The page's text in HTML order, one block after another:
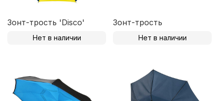
Зонт-трость 'Disco'
Нет в наличии
Зонт-трость
Нет в наличии